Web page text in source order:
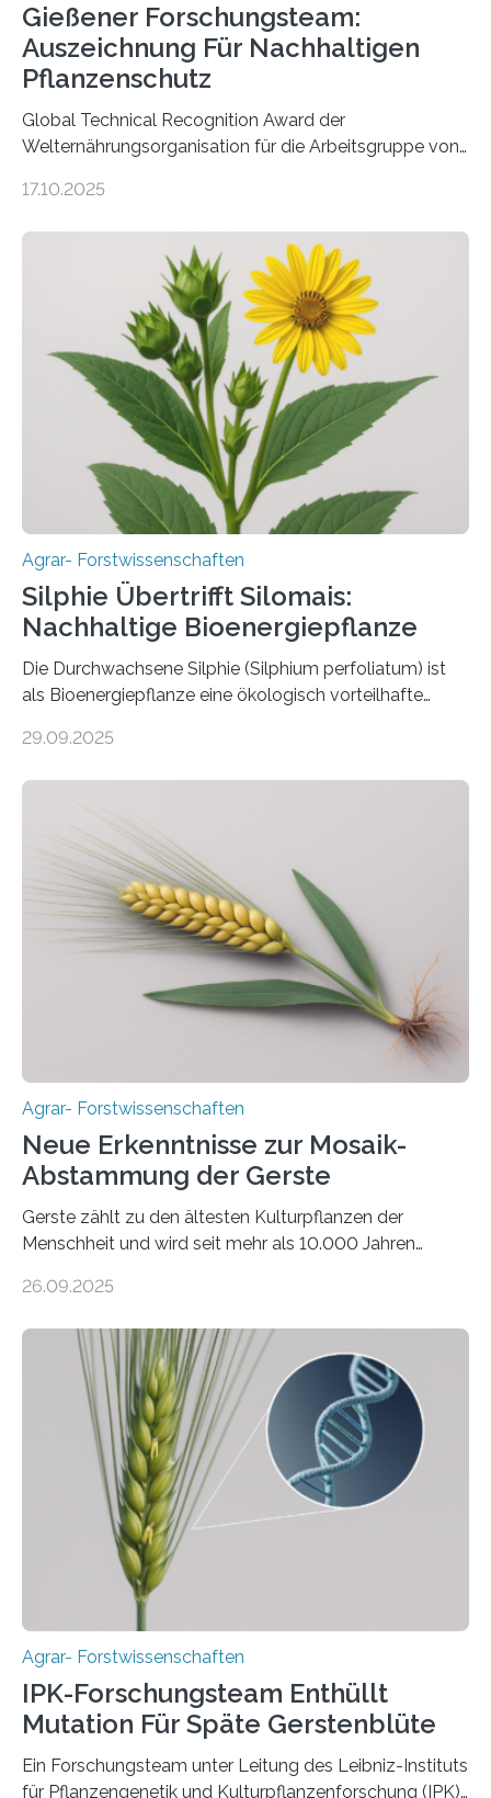
Gießener Forschungsteam:
Auszeichnung Für Nachhaltigen
Pflanzenschutz
Global Technical Recognition Award der
Welternährungsorganisation für die Arbeitsgruppe von
Insektenbiotechnologie der JLU Insekten spielen eine
aber Krankheiten übertragen und der Landwirtschaft
und dem Gartenbau erhebliche Schäden zufügen. Es ist
daher entscheidend, Schadinsekten effektiv zu
bekämpfen, während gleichzeitig nützliche Insekten
erhalten bleiben. An der Justus-Liebig-Universität
Gießen (JLU) erforscht die Arbeitsgruppe von Prof. Dr.
Marc F. Schetelig am Institut für
Insektenbiotechnologie neue biologische und
biotechnologische Verfahren zur…
17.10.2025
Agrar- Forstwissenschaften
Silphie Übertrifft Silomais:
Nachhaltige Bioenergiepflanze
Die Durchwachsene Silphie (Silphium perfoliatum) ist
als Bioenergiepflanze eine ökologisch vorteilhafte
mehrjährigen Vergleichsstudie von Forschenden der
nach nachhaltigen Alternativen zur Energiegewinnung
aus landwirtschaftlichen Kulturen ist ein zentrales
Anliegen im Zuge der europäischen Klimaziele, bis
2050 klimaneutral zu werden. In Deutschland dominiert
bislang der Mais als Energiepflanze, doch sein Anbau
bringt ökologische Herausforderungen mit sich:
Bodenerosion, Nährstoffauswaschung und…
29.09.2025
Agrar- Forstwissenschaften
Neue Erkenntnisse zur Mosaik-
Abstammung der Gerste
Gerste zählt zu den ältesten Kulturpflanzen der
Menschheit und wird seit mehr als 10.000 Jahren
einzigen Ort domestiziert wurde. Eine neue Studie eines
Instituts für Pflanzengenetik und
Kulturpflanzenforschung (IPK) zeigt, dass die heutige
Gerste aus verschiedenen Wildpopulationen im
sogenannten Fruchtbaren Halbmond hervorgegangen
ist. Sie besitzt also eine Art „Mosaik-Abstammung“. Die
Ergebnisse der Studie wurden heute in der
Fachzeitschrift „Nature“ veröffentlicht. Die
Forschungsgruppe hat die Evolution und…
26.09.2025
Agrar- Forstwissenschaften
IPK-Forschungsteam Enthüllt
Mutation Für Späte Gerstenblüte
Ein Forschungsteam unter Leitung des Leibniz-Instituts
für Pflanzengenetik und Kulturpflanzenforschung (IPK)